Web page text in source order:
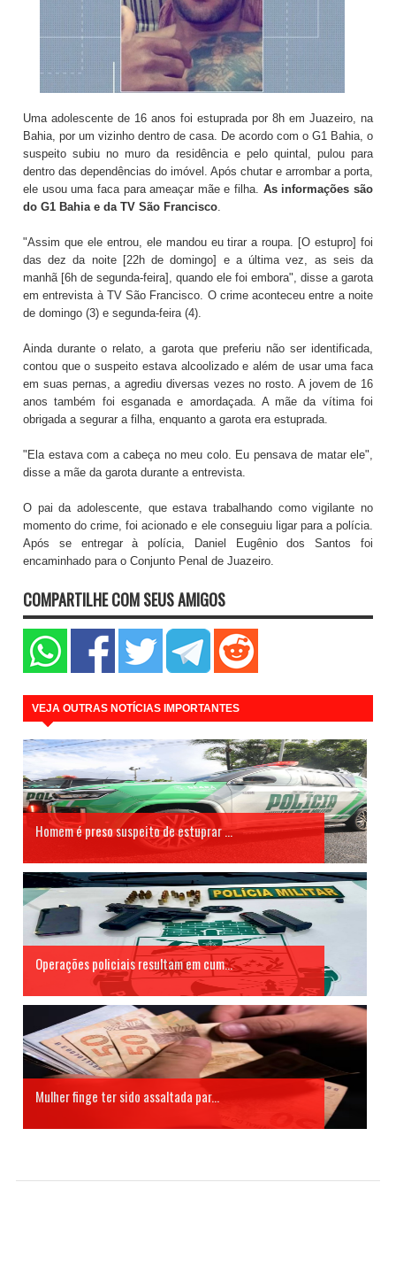
Uma adolescente de 16 anos foi estuprada por 8h em Juazeiro, na
Bahia, por um vizinho dentro de casa. De acordo com o G1 Bahia, o
suspeito subiu no muro da residência e pelo quintal, pulou para
dentro das dependências do imóvel. Após chutar e arrombar a porta,
ele usou uma faca para ameaçar mãe e filha. As informações são
do G1 Bahia e da TV São Francisco.
"Assim que ele entrou, ele mandou eu tirar a roupa. [O estupro] foi
das dez da noite [22h de domingo] e a última vez, as seis da
manhã [6h de segunda-feira], quando ele foi embora", disse a garota
em entrevista à TV São Francisco. O crime aconteceu entre a noite
de domingo (3) e segunda-feira (4).
Ainda durante o relato, a garota que preferiu não ser identificada,
contou que o suspeito estava alcoolizado e além de usar uma faca
em suas pernas, a agrediu diversas vezes no rosto. A jovem de 16
anos também foi esganada e amordaçada. A mãe da vítima foi
obrigada a segurar a filha, enquanto a garota era estuprada.
"Ela estava com a cabeça no meu colo. Eu pensava de matar ele",
disse a mãe da garota durante a entrevista.
O pai da adolescente, que estava trabalhando como vigilante no
momento do crime, foi acionado e ele conseguiu ligar para a polícia.
Após se entregar à polícia, Daniel Eugênio dos Santos foi
encaminhado para o Conjunto Penal de Juazeiro.
COMPARTILHE COM SEUS AMIGOS
VEJA OUTRAS NOTÍCIAS IMPORTANTES
Homem é preso suspeito de estuprar ...
Operações policiais resultam em cum...
Mulher finge ter sido assaltada par...